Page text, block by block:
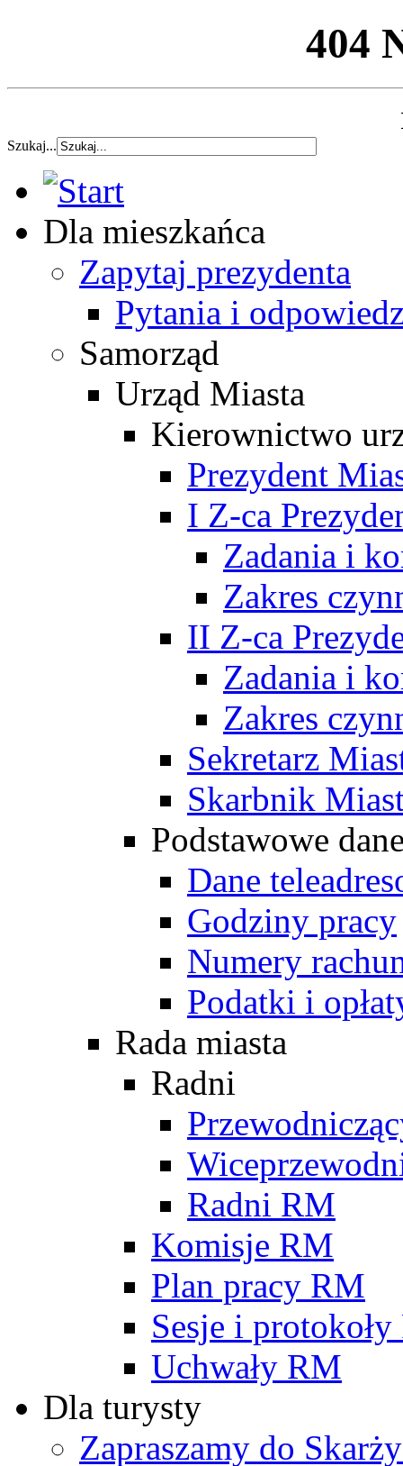
404
Szukaj...
Dla mieszkańca
Zapytaj prezydenta
Pytania i
Samorząd
Urząd Miasta
Kierownictwo
Prezydent
I Z-ca
Zadania i
Zakres
II Z-ca
Zadania i
Zakres
Sekretarz
Skarbnik
Podstawowe
Dane
Godziny pracy
Numery
Podatki i
Rada miasta
Radni
Radni RM
Komisje RM
Plan pracy RM
Sesje i
Uchwały RM
Dla turysty
Zapraszamy do